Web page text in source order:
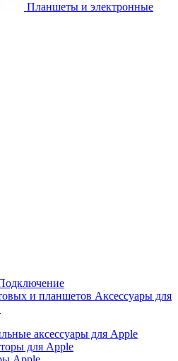
Планшеты и электронные
Аксессуары для
аксессуары для Apple
для Apple